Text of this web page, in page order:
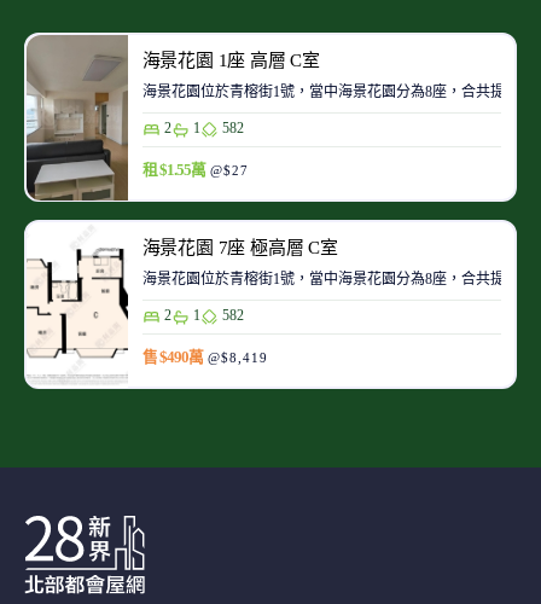
海景花園 1座 高層 C室
海景花園位於青榕街1號，當中海景花園分為8座，合共提供
2 1 582
租 $1.55萬 @$27
海景花園 7座 極高層 C室
海景花園位於青榕街1號，當中海景花園分為8座，合共提供
2 1 582
售 $490萬 @$8,419